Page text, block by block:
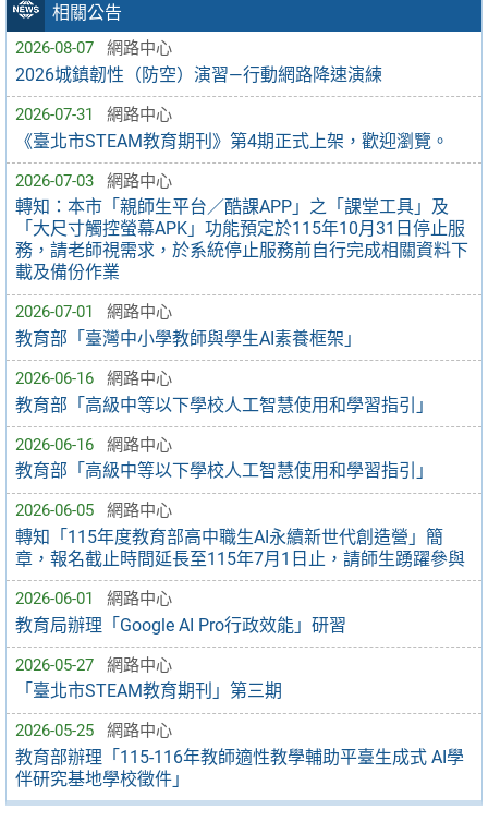
相關公告
2026-08-07 網路中心
2026城鎮韌性（防空）演習—行動網路降速演練
2026-07-31 網路中心
《臺北市STEAM教育期刊》第4期正式上架，歡迎瀏覽。
2026-07-03 網路中心
轉知：本市「親師生平台／酷課APP」之「課堂工具」及
「大尺寸觸控螢幕APK」功能預定於115年10月31日停止服
務，請老師視需求，於系統停止服務前自行完成相關資料下
載及備份作業
2026-07-01 網路中心
教育部「臺灣中小學教師與學生AI素養框架」
2026-06-16 網路中心
教育部「高級中等以下學校人工智慧使用和學習指引」
2026-06-16 網路中心
教育部「高級中等以下學校人工智慧使用和學習指引」
2026-06-05 網路中心
轉知「115年度教育部高中職生AI永續新世代創造營」簡
章，報名截止時間延長至115年7月1日止，請師生踴躍參與
2026-06-01 網路中心
教育局辦理「Google AI Pro行政效能」研習
2026-05-27 網路中心
「臺北市STEAM教育期刊」第三期
2026-05-25 網路中心
教育部辦理「115-116年教師適性教學輔助平臺生成式 AI學
伴研究基地學校徵件」